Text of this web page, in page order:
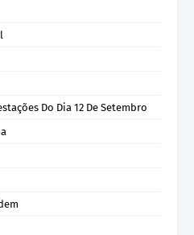
Do Dia 12 De Setembro